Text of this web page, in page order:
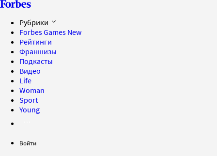
Рубрики
Forbes Games New
Рейтинги
Франшизы
Подкасты
Видео
Life
Woman
Sport
Young
Войти